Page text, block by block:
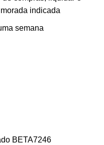
indicada
semana